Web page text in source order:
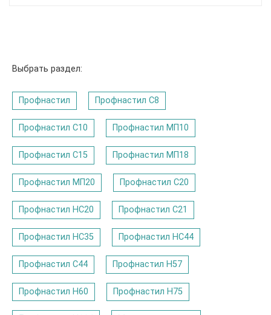
Выбрать раздел:
Профнастил Профнастил C8
Профнастил С10 Профнастил МП10
Профнастил С15 Профнастил МП18
Профнастил МП20 Профнастил С20
Профнастил НС20 Профнастил С21
Профнастил НС35 Профнастил НС44
Профнастил С44 Профнастил Н57
Профнастил Н60 Профнастил Н75